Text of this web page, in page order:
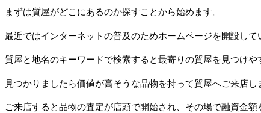
まずは質屋がどこにあるのか探すことから始めます。
最近ではインターネットの普及のためホームページを開設して
質屋と地名のキーワードで検索すると最寄りの質屋を見つけや
見つかりましたら価値が高そうな品物を持って質屋へご来店し
ご来店すると品物の査定が店頭で開始され、その場で融資金額